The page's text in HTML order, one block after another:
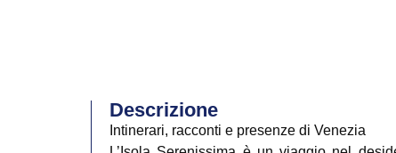
Descrizione
Intinerari, racconti e presenze di Venezia